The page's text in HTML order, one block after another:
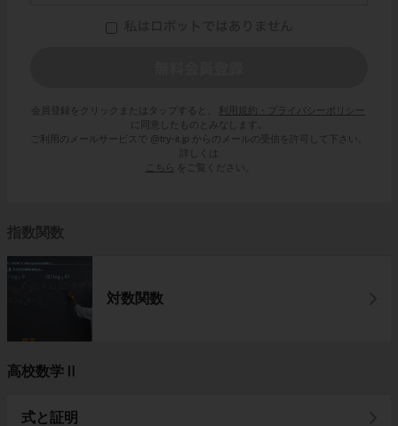
会員登録をクリックまたはタップすると、
利用規約・プライバシーポリシー
に同意したものとみなします。
ご利用のメールサービスで @try-it.jp からのメールの受信を許可して下さい。
詳しくは
こちら
をご覧ください。
指数関数
対数関数
高校数学Ⅱ
式と証明